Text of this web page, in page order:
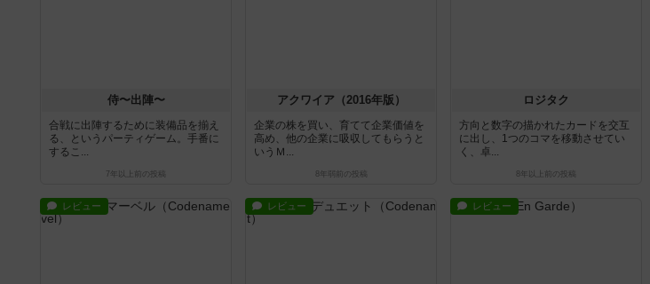
侍〜出陣〜
合戦に出陣するために装備品を揃え
る、というパーティゲーム。手番に
するこ...
7年以上前 の投稿
アクワイア（2016年版）
企業の株を買い、育てて企業価値を
高め、他の企業に吸収してもらうと
いうＭ...
8年弱前 の投稿
ロジタク
方向と数字の描かれたカードを交互
に出し、1つのコマを移動させてい
く、卓...
8年以上前 の投稿
レビュー レビュー レビュー